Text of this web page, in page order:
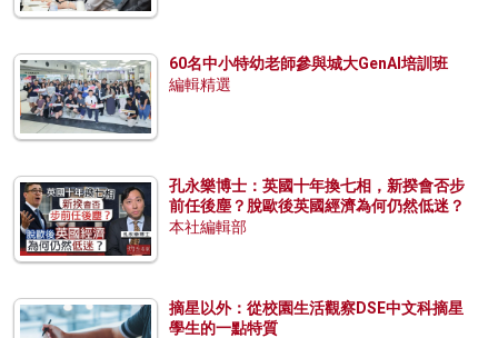
60名中小特幼老師參與城大GenAI培訓班
編輯精選
孔永樂博士：英國十年換七相，新揆會否步
前任後塵？脫歐後英國經濟為何仍然低迷？
本社編輯部
摘星以外：從校園生活觀察DSE中文科摘星
學生的一點特質